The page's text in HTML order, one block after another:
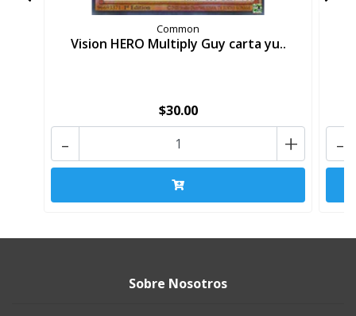
Common
Vision HERO Multiply Guy carta yu..
$30.00
+
- -
Sobre Nosotros